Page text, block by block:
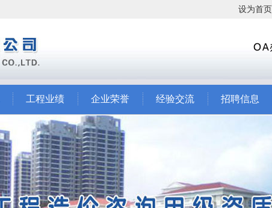
设为首页
工程业绩 企业荣誉 经验交流 招聘信息